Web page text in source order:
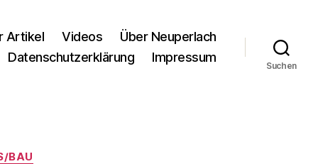
Artikel Videos
Über Neuperlach
Datenschutzerklärung Impressum
Suchen
BAU